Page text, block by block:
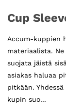
Cup
Accum-kuppien
materiaalista. Ne
suojata jäistä
asiakas haluaa
pitkään.
kupin suo...